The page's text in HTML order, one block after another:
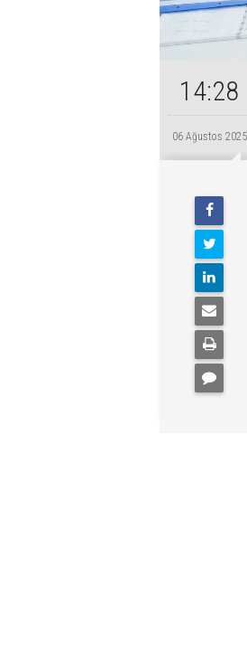
14:28
06 Ağustos 2025